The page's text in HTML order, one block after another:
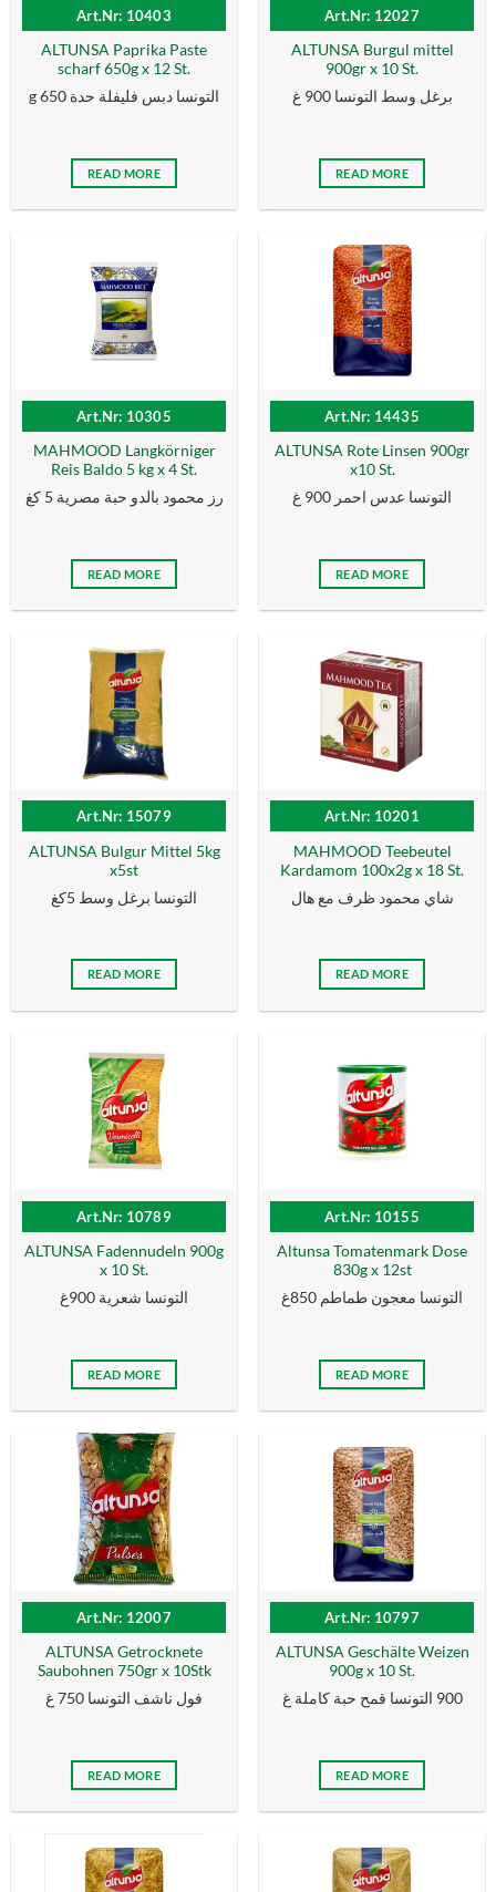
Art.Nr: 10403
ALTUNSA Paprika Paste
scharf 650g x 12 St.
g التونسا دبس فليفلة حدة 650
READ MORE
Art.Nr: 12027
ALTUNSA Burgul mittel
900gr x 10 St.
برغل وسط التونسا 900 غ
READ MORE
Art.Nr: 10305
MAHMOOD Langkörniger
Reis Baldo 5 kg x 4 St.
رز محمود بالدو حبة مصرية 5 كغ
READ MORE
Art.Nr: 14435
ALTUNSA Rote Linsen 900gr
x10 St.
التونسا عدس احمر 900 غ
READ MORE
Art.Nr: 15079
ALTUNSA Bulgur Mittel 5kg
x5st
التونسا برغل وسط 5كغ
READ MORE
Art.Nr: 10201
MAHMOOD Teebeutel
Kardamom 100x2g x 18 St.
شاي محمود ظرف مع هال
READ MORE
Art.Nr: 10789
ALTUNSA Fadennudeln 900g
x 10 St.
التونسا شعرية 900غ
READ MORE
Art.Nr: 10155
Altunsa Tomatenmark Dose
830g x 12st
التونسا معجون طماطم 850غ
READ MORE
Art.Nr: 12007
ALTUNSA Getrocknete
Saubohnen 750gr x 10Stk
فول ناشف التونسا 750 غ
READ MORE
Art.Nr: 10797
ALTUNSA Geschälte Weizen
900g x 10 St.
900 التونسا قمح حبة كاملة غ
READ MORE